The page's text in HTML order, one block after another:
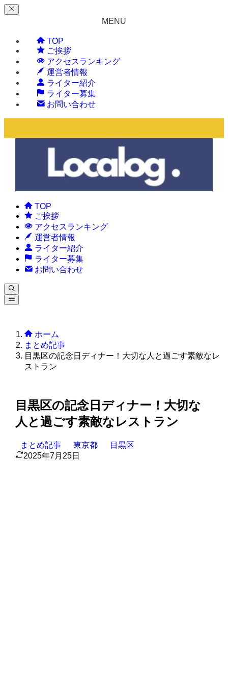
MENU
TOP
ご挨拶
アクセスランキング
運営者情報
ライター紹介
ライター募集
お問い合わせ
TOP
ご挨拶
アクセスランキング
運営者情報
ライター紹介
ライター募集
お問い合わせ
ホーム
まとめ記事
目黒区の記念日ディナー！大切な人と過ごす素敵なレ
ストラン
目黒区の記念日ディナー！大切な
人と過ごす素敵なレストラン
まとめ記事 東京都
目黒区
2025年7月25日